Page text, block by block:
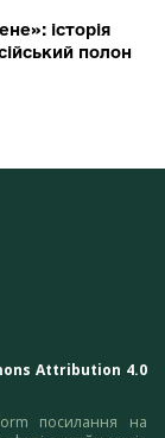
історія
полон
Attribution 4.0
посилання на